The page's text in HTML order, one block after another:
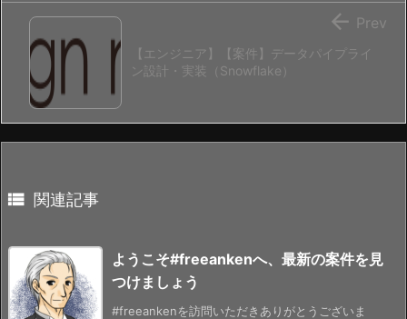
【エンジニア】【案件】データパイプライ
ン設計・実装（Snowflake）
 Prev
 関連記事
ようこそ#freeankenへ、最新の案件を見
つけましょう
#freeankenを訪問いただきありがとうございま